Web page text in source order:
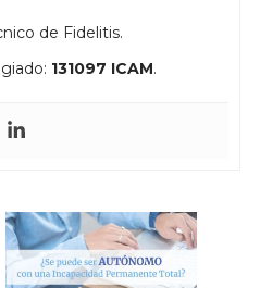
de Fidelitis.
131097 ICAM.